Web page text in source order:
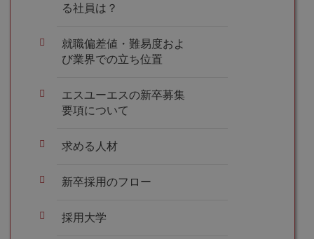
る社員は？
就職偏差値・難易度およ
び業界での立ち位置
エスユーエスの新卒募集
要項について
求める人材
新卒採用のフロー
採用大学